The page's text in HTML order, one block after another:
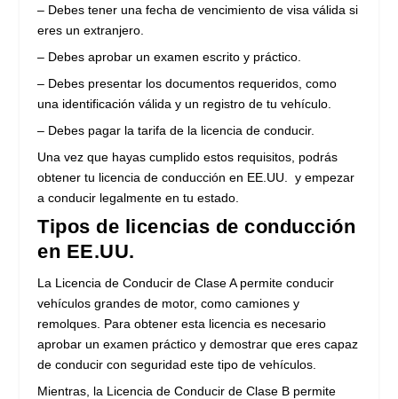
– Debes tener una fecha de vencimiento de visa válida si
eres un extranjero.
– Debes aprobar un examen escrito y práctico.
– Debes presentar los documentos requeridos, como
una identificación válida y un registro de tu vehículo.
– Debes pagar la tarifa de la licencia de conducir.
Una vez que hayas cumplido estos requisitos, podrás
obtener tu licencia de conducción en EE.UU. y empezar
a conducir legalmente en tu estado.
Tipos de licencias de conducción
en EE.UU.
La Licencia de Conducir de Clase A permite conducir
vehículos grandes de motor, como camiones y
remolques. Para obtener esta licencia es necesario
aprobar un examen práctico y demostrar que eres capaz
de conducir con seguridad este tipo de vehículos.
Mientras, la Licencia de Conducir de Clase B permite